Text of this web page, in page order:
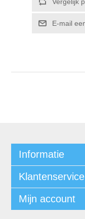
Informatie
Klantenservice
Mijn account